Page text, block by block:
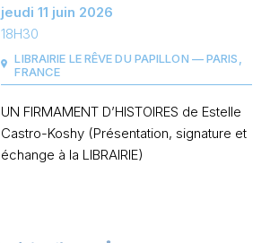
jeudi 11 juin 2026
18H30
LIBRAIRIE LE RÊVE DU PAPILLON — PARIS,
FRANCE
UN FIRMAMENT D’HISTOIRES de Estelle
Castro-Koshy (Présentation, signature et
échange à la LIBRAIRIE)